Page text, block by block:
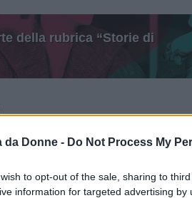
da Donne - Do Not Process My
to opt-out of the sale, sharing to
information for targeted advertising
della rubrica “Storie di